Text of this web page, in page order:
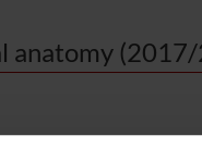
anatomy